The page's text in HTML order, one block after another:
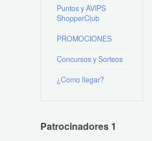
Puntos y AVIPS
ShopperClub
PROMOCIONES
Concursos y Sorteos
¿Como llegar?
Patrocinadores 1